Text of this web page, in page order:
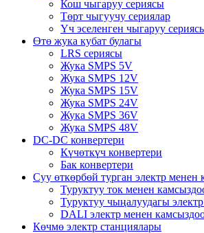
Кош чыгаруу сериясы
Төрт чыгуучу сериялар
Үч эселенген чыгаруу
Өтө жука кубат булагы
LRS сериясы
Жука SMPS 5V
Жука SMPS 12V
Жука SMPS 15V
Жука SMPS 24V
Жука SMPS 36V
Жука SMPS 48V
DC-DC конвертери
Күчөткүч конвертери
Бак конвертери
Суу өткөрбөй турган электр менен
Туруктуу ток менен
Туруктуу чыңалуудагы
DALI электр менен
Көчмө электр станциялары